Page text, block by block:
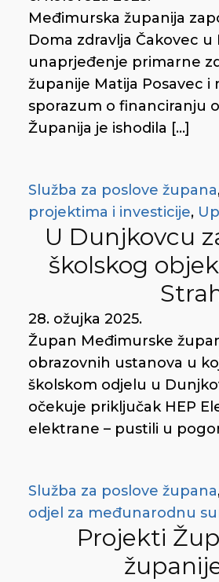
Međimurska županija
Doma zdravlja Čakovec
unaprjeđenje primarne
županije Matija Posavec
sporazum o financiranju
Županija je ishodila […]
Služba za poslove župana
projektima i investicije,
U Dunjkovcu
školskog
28. ožujka 2025.
Župan Međimurske
obrazovnih ustanova u
školskom odjelu u
očekuje priključak HEP
elektrane – pustili u
Služba za poslove župana
odjel za međunarodnu
Projekti